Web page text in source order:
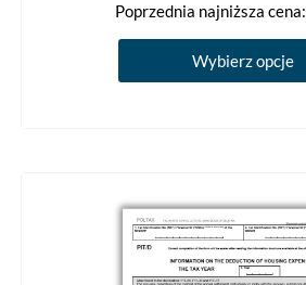
Poprzednia najniższa cena:
Wybierz opcje